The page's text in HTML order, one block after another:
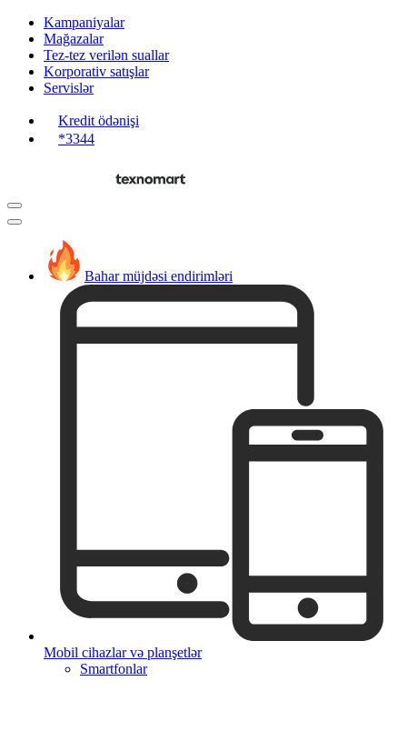
Kampaniyalar
Mağazalar
Tez-tez verilən suallar
Korporativ satışlar
Servislər
Kredit ödənişi
*3344
Bahar müjdəsi endirimləri
Mobil cihazlar və planşetlər
Smartfonlar